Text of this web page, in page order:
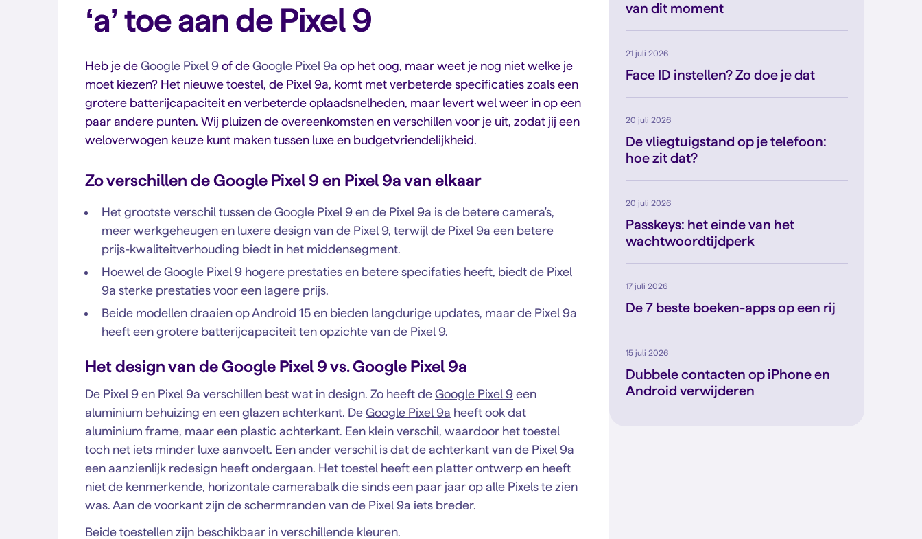
‘a’ toe aan de Pixel 9
Heb je de Google Pixel 9 of de Google Pixel 9a op het oog, maar weet je nog niet welke je
moet kiezen? Het nieuwe toestel, de Pixel 9a, komt met verbeterde specificaties zoals een
grotere batterijcapaciteit en verbeterde oplaadsnelheden, maar levert wel weer in op een
paar andere punten. Wij pluizen de overeenkomsten en verschillen voor je uit, zodat jij een
weloverwogen keuze kunt maken tussen luxe en budgetvriendelijkheid.
Zo verschillen de Google Pixel 9 en Pixel 9a van elkaar
Het grootste verschil tussen de Google Pixel 9 en de Pixel 9a is de betere camera's,
meer werkgeheugen en luxere design van de Pixel 9, terwijl de Pixel 9a een betere
prijs-kwaliteitverhouding biedt in het middensegment.
Hoewel de Google Pixel 9 hogere prestaties en betere specifaties heeft, biedt de Pixel
9a sterke prestaties voor een lagere prijs.
Beide modellen draaien op Android 15 en bieden langdurige updates, maar de Pixel 9a
heeft een grotere batterijcapaciteit ten opzichte van de Pixel 9.
Het design van de Google Pixel 9 vs. Google Pixel 9a
De Pixel 9 en Pixel 9a verschillen best wat in design. Zo heeft de Google Pixel 9 een
aluminium behuizing en een glazen achterkant. De Google Pixel 9a heeft ook dat
aluminium frame, maar een plastic achterkant. Een klein verschil, waardoor het toestel
toch net iets minder luxe aanvoelt. Een ander verschil is dat de achterkant van de Pixel 9a
een aanzienlijk redesign heeft ondergaan. Het toestel heeft een platter ontwerp en heeft
niet de kenmerkende, horizontale camerabalk die sinds een paar jaar op alle Pixels te zien
was. Aan de voorkant zijn de schermranden van de Pixel 9a iets breder.
Beide toestellen zijn beschikbaar in verschillende kleuren.
van dit moment
21 juli 2026
Face ID instellen? Zo doe je dat
20 juli 2026
De vliegtuigstand op je telefoon:
hoe zit dat?
20 juli 2026
Passkeys: het einde van het
wachtwoordtijdperk
17 juli 2026
De 7 beste boeken-apps op een rij
15 juli 2026
Dubbele contacten op iPhone en
Android verwijderen